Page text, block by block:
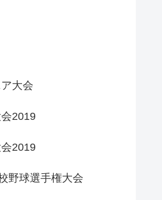
大会
2019
2019
野球選手権大会